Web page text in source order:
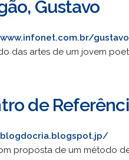
Gustavo
das artes de um jovem
de
proposta de um método